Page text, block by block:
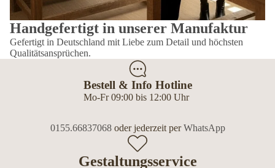
Handgefertigt in unserer Manufaktur
Gefertigt in Deutschland mit Liebe zum Detail und höchsten
Qualitätsansprüchen.
Bestell & Info Hotline
Mo-Fr 09:00 bis 12:00 Uhr
0155.66837068oder jederzeit perWhatsApp
Gestaltungsservice